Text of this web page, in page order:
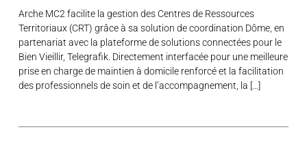
Arche MC2 facilite la gestion des Centres de Ressources
Territoriaux (CRT) grâce à sa solution de coordination Dôme, en
partenariat avec la plateforme de solutions connectées pour le
Bien Vieillir, Telegrafik. Directement interfacée pour une meilleure
prise en charge de maintien à domicile renforcé et la facilitation
des professionnels de soin et de l’accompagnement, la […]